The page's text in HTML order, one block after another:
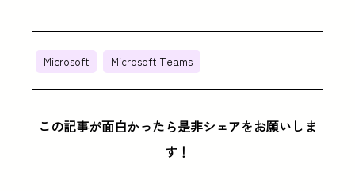
Microsoft Microsoft Teams
この記事が面白かったら是非シェアをお願いしま
す！